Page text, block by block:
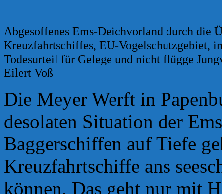
Abgesoffenes Ems-Deichvorland durch die
Kreuzfahrtschiffes, EU-Vogelschutzgebiet,
Todesurteil für Gelege und nicht flügge
Eilert Voß
Die Meyer Werft in
desolaten Situation der
Baggerschiffen auf Tiefe
Kreuzfahrtschiffe ans
können. Das geht nur mit